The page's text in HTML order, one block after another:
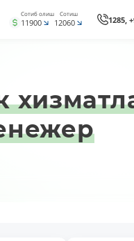
Сотиб олиш
11900
Сотиш
12060 1285,